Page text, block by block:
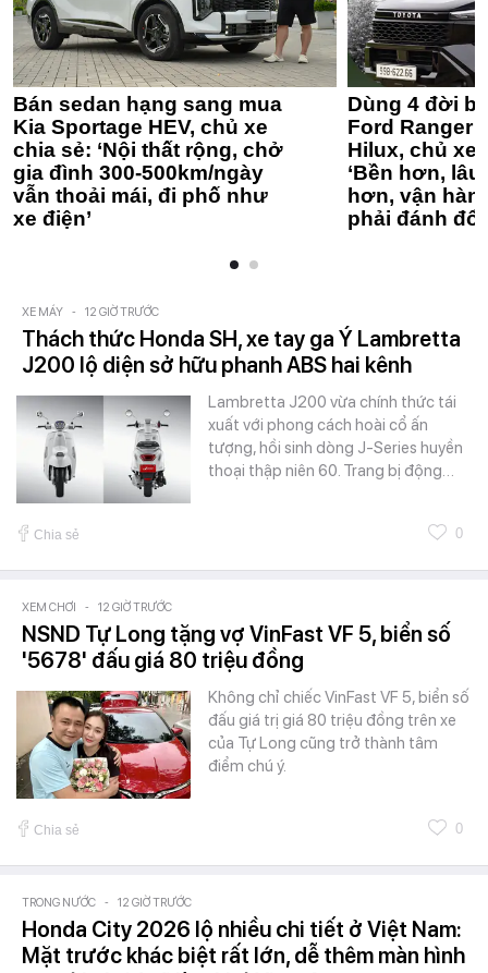
Bán sedan hạng sang mua
Kia Sportage HEV, chủ xe
chia sẻ: ‘Nội thất rộng, chở
gia đình 300-500km/ngày
vẫn thoải mái, đi phố như
xe điện’
Dùng 4 đời
Ford Ranger
Hilux, chủ xe
‘Bền hơn,
hơn, vận
phải đánh
XE MÁY - 12 GIỜ TRƯỚC
Thách thức Honda SH, xe tay ga Ý Lambretta
J200 lộ diện sở hữu phanh ABS hai kênh
Lambretta J200 vừa chính thức tái
xuất với phong cách hoài cổ ấn
tượng, hồi sinh dòng J-Series huyền
thoại thập niên 60. Trang bị động…
Chia sẻ 0
XEM CHƠI - 12 GIỜ TRƯỚC
NSND Tự Long tặng vợ VinFast VF 5, biển số
'5678' đấu giá 80 triệu đồng
Không chỉ chiếc VinFast VF 5, biển số
đấu giá trị giá 80 triệu đồng trên xe
của Tự Long cũng trở thành tâm
điểm chú ý.
Chia sẻ 0
TRONG NƯỚC - 12 GIỜ TRƯỚC
Honda City 2026 lộ nhiều chi tiết ở Việt Nam:
Mặt trước khác biệt rất lớn, dễ thêm màn hình